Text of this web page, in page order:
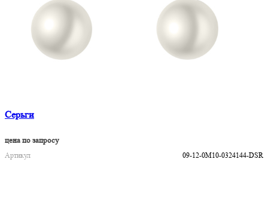
Серьги
цена по запросу
Артикул
09-12-0M10-0324144-DSR